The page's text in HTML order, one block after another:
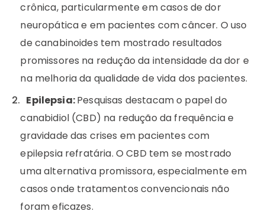
crônica, particularmente em casos de dor
neuropática e em pacientes com câncer. O uso
de canabinoides tem mostrado resultados
promissores na redução da intensidade da dor e
na melhoria da qualidade de vida dos pacientes.
Epilepsia:Pesquisas destacam o papel do
canabidiol (CBD) na redução da frequência e
gravidade das crises em pacientes com
epilepsia refratária. O CBD tem se mostrado
uma alternativa promissora, especialmente em
casos onde tratamentos convencionais não
foram eficazes.